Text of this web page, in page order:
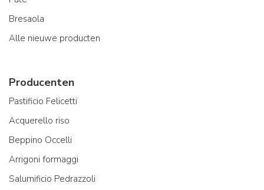
Bresaola
Alle nieuwe producten
Producenten
Pastificio Felicetti
Acquerello riso
Beppino Occelli
Arrigoni formaggi
Salumificio Pedrazzoli